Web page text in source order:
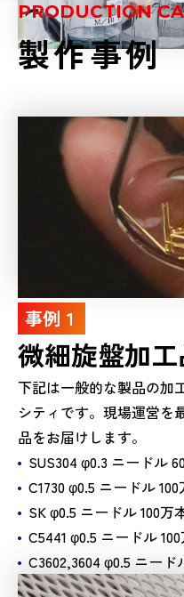
PRODUCTION
製作事例
事例１
微細旋盤加工
下記は一般的な製品の加
シティです。現場運営を
品をお届けします。
SUS304 φ0.3 ニードル
C1730 φ0.5 ニードル
SK φ0.5 ニードル 100万
C5441 φ0.5 ニードル
C3602,3604 φ0.5 ニード